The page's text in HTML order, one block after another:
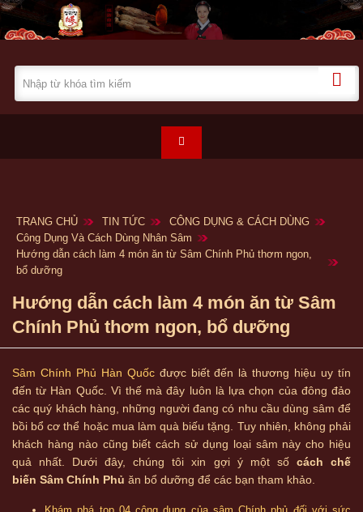
TRANG CHỦ TIN TỨC
CÔNG DỤNG & CÁCH DÙNG
Công Dụng Và Cách Dùng Nhân Sâm
Hướng dẫn cách làm 4 món ăn từ Sâm Chính Phủ thơm ngon,
bổ dưỡng
Hướng dẫn cách làm 4 món ăn từ Sâm
Chính Phủ thơm ngon, bổ dưỡng
Sâm Chính Phủ Hàn Quốcđược biết đến là thương hiệu uy tín
đến từ Hàn Quốc. Vì thế mà đây luôn là lựa chọn của đông đảo
các quý khách hàng, những người đang có nhu cầu dùng sâm để
bồi bổ cơ thể hoặc mua làm quà biếu tặng. Tuy nhiên, không phải
khách hàng nào cũng biết cách sử dụng loại sâm này cho hiệu
quả nhất. Dưới đây, chúng tôi xin gợi ý một số cách chế
biến Sâm Chính Phủ ăn bổ dưỡng để các bạn tham khảo.